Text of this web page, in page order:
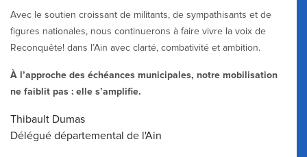
Avec le soutien croissant de militants, de sympathisants et de
figures nationales, nous continuerons à faire vivre la voix de
Reconquête! dans l’Ain avec clarté, combativité et ambition.
À l’approche des échéances municipales, notre mobilisation
ne faiblit pas : elle s’amplifie.
Thibault Dumas
Délégué départemental de l'Ain